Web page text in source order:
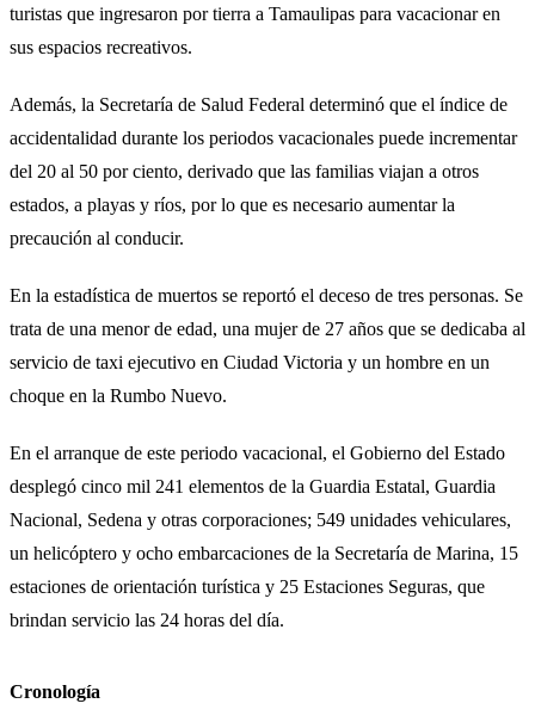
turistas que ingresaron por tierra a Tamaulipas para vacacionar en
sus espacios recreativos.
Además, la Secretaría de Salud Federal determinó que el índice de
accidentalidad durante los periodos vacacionales puede incrementar
del 20 al 50 por ciento, derivado que las familias viajan a otros
estados, a playas y ríos, por lo que es necesario aumentar la
precaución al conducir.
En la estadística de muertos se reportó el deceso de tres personas. Se
trata de una menor de edad, una mujer de 27 años que se dedicaba al
servicio de taxi ejecutivo en Ciudad Victoria y un hombre en un
choque en la Rumbo Nuevo.
En el arranque de este periodo vacacional, el Gobierno del Estado
desplegó cinco mil 241 elementos de la Guardia Estatal, Guardia
Nacional, Sedena y otras corporaciones; 549 unidades vehiculares,
un helicóptero y ocho embarcaciones de la Secretaría de Marina, 15
estaciones de orientación turística y 25 Estaciones Seguras, que
brindan servicio las 24 horas del día.
Cronología